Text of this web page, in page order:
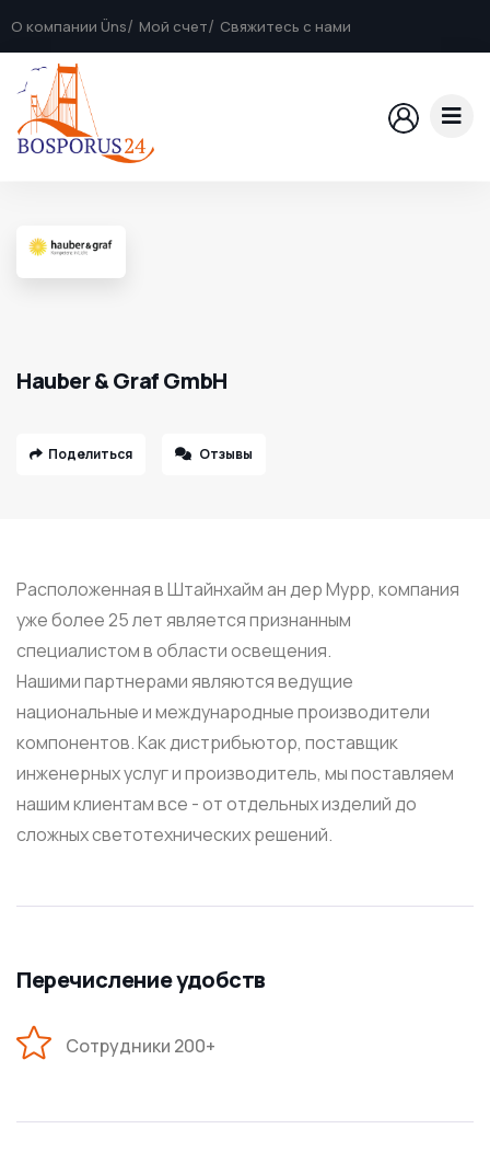
О компании Üns Мой счет Свяжитесь с нами
Hauber & Graf GmbH
Поделиться Отзывы
Расположенная в Штайнхайм ан дер Мурр, компания
уже более 25 лет является признанным
специалистом в области освещения.
Нашими партнерами являются ведущие
национальные и международные производители
компонентов. Как дистрибьютор, поставщик
инженерных услуг и производитель, мы поставляем
нашим клиентам все - от отдельных изделий до
сложных светотехнических решений.
Перечисление удобств
Сотрудники 200+